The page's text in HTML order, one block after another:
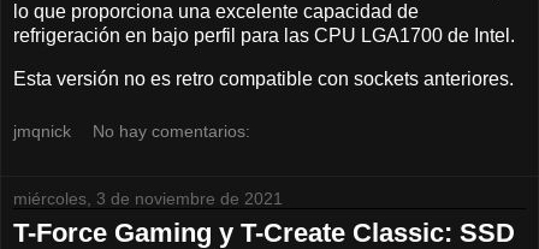
lo que proporciona una excelente capacidad de
refrigeración en bajo perfil para las CPU LGA1700 de Intel.
Esta versión no es retro compatible con sockets anteriores.
jmqnick No hay comentarios:
miércoles, 3 de noviembre de 2021
T-Force Gaming y T-Create Classic: SSD